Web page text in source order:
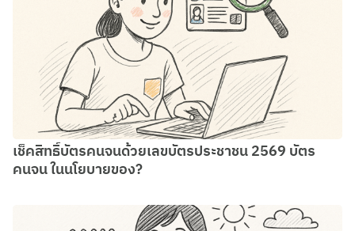
เช็คสิทธิ์บัตรคนจนด้วยเลขบัตรประชาชน 2569 บัตร
คนจน ในนโยบายของ?